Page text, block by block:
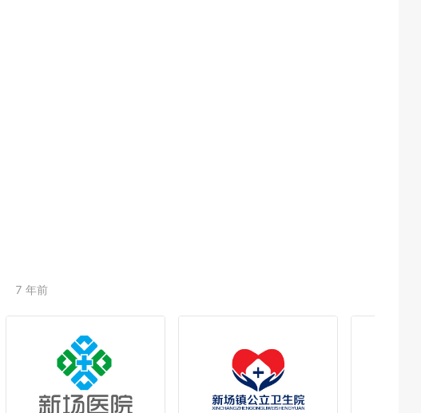
7 年前